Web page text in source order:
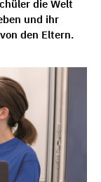
die Welt
und ihr
den Eltern.